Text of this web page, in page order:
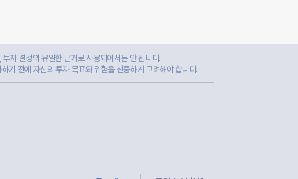
자 결정의 유일한 근거로 사용되어서는 안 됩니다.
기 전에 자신의 투자 목표와 위험을 신중하게 고려해야 합니다.